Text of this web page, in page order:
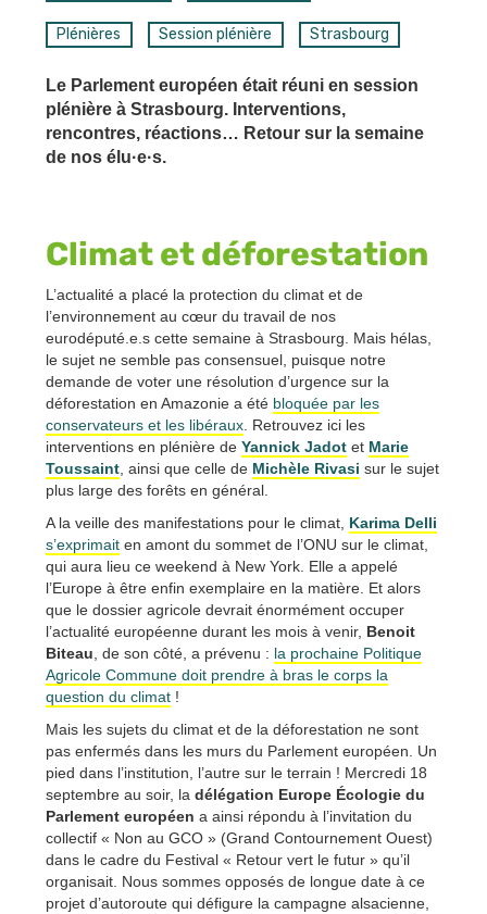
Plénières Session plénière Strasbourg
Le Parlement européen était réuni en session
plénière à Strasbourg. Interventions,
rencontres, réactions… Retour sur la semaine
de nos élu·e·s.
Climat et déforestation
L’actualité a placé la protection du climat et de
l’environnement au cœur du travail de nos
eurodéputé.e.s cette semaine à Strasbourg. Mais hélas,
le sujet ne semble pas consensuel, puisque notre
demande de voter une résolution d’urgence sur la
déforestation en Amazonie a été bloquée par les
conservateurs et les libéraux. Retrouvez ici les
interventions en plénière de Yannick Jadot et Marie
Toussaint, ainsi que celle de Michèle Rivasi sur le sujet
plus large des forêts en général.
A la veille des manifestations pour le climat, Karima Delli
s’exprimait en amont du sommet de l’ONU sur le climat,
qui aura lieu ce weekend à New York. Elle a appelé
l’Europe à être enfin exemplaire en la matière. Et alors
que le dossier agricole devrait énormément occuper
l’actualité européenne durant les mois à venir, Benoit
Biteau, de son côté, a prévenu : la prochaine Politique
Agricole Commune doit prendre à bras le corps la
question du climat !
Mais les sujets du climat et de la déforestation ne sont
pas enfermés dans les murs du Parlement européen. Un
pied dans l’institution, l’autre sur le terrain ! Mercredi 18
septembre au soir, la délégation Europe Écologie du
Parlement européen a ainsi répondu à l’invitation du
collectif « Non au GCO » (Grand Contournement Ouest)
dans le cadre du Festival « Retour vert le futur » qu’il
organisait. Nous sommes opposés de longue date à ce
projet d’autoroute qui défigure la campagne alsacienne,